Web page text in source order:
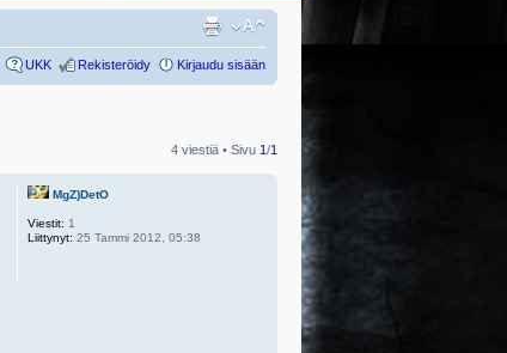
UKK Rekisteröidy Kirjaudu sisään
4 viestiä • Sivu 1/1
MgZ)DetO
Viestit: 1
Liittynyt: 25 Tammi 2012, 05:38